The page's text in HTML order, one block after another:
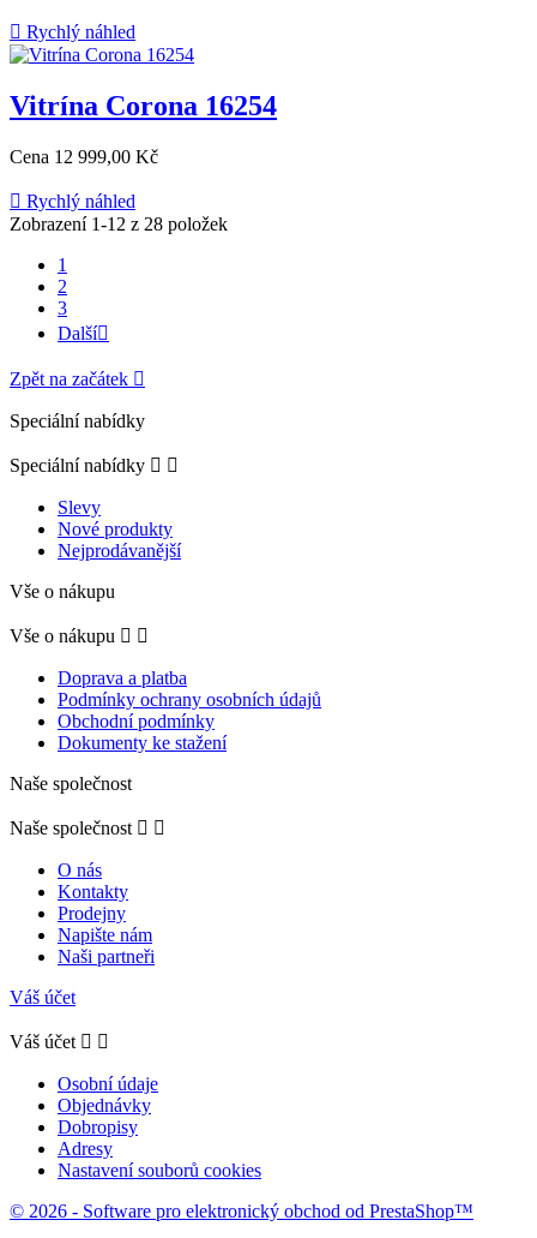
 Rychlý náhled
Vitrína Corona 16254
Cena 12 999,00 Kč
 Rychlý náhled
Zobrazení 1-12 z 28 položek
1
2
3
Další
Zpět na začátek 
Speciální nabídky
Speciální nabídky  
Slevy
Nové produkty
Nejprodávanější
Vše o nákupu
Vše o nákupu  
Doprava a platba
Podmínky ochrany osobních údajů
Obchodní podmínky
Dokumenty ke stažení
Naše společnost
Naše společnost  
O nás
Kontakty
Prodejny
Napište nám
Naši partneři
Váš účet
Váš účet  
Osobní údaje
Objednávky
Dobropisy
Adresy
Nastavení souborů cookies
© 2026 - Software pro elektronický obchod od PrestaShop™